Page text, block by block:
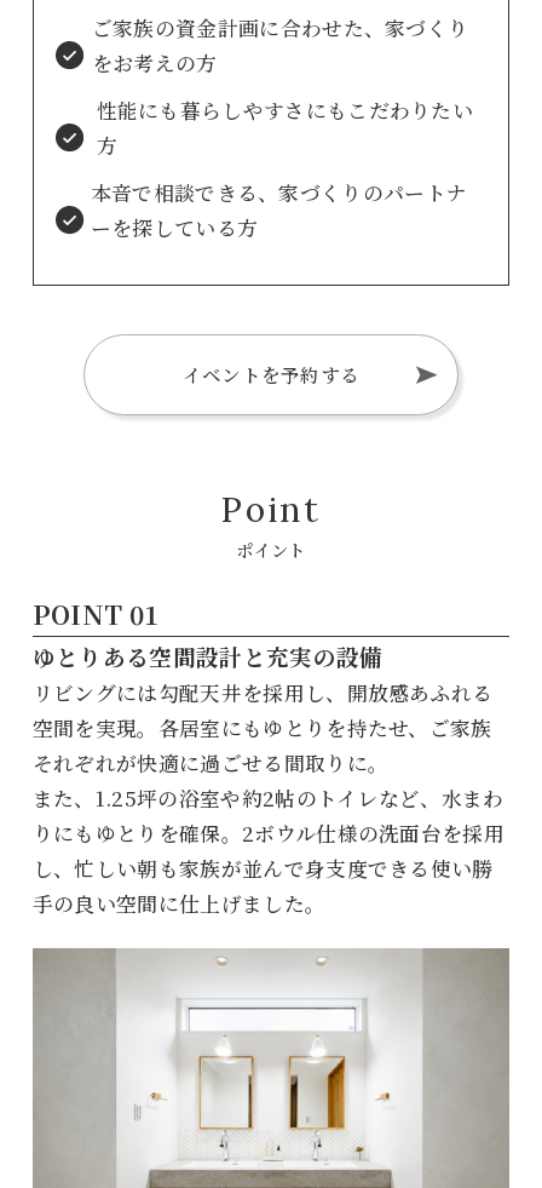
ご家族の資金計画に合わせた、家づくり
をお考えの方
性能にも暮らしやすさにもこだわりたい
方
本音で相談できる、家づくりのパートナ
ーを探している方
イベントを予約する
Point
ポイント
ゆとりある空間設計と充実の設備
リビングには勾配天井を採用し、開放感あふれる
空間を実現。各居室にもゆとりを持たせ、ご家族
それぞれが快適に過ごせる間取りに。
また、1.25坪の浴室や約2帖のトイレなど、水まわ
りにもゆとりを確保。2ボウル仕様の洗面台を採用
し、忙しい朝も家族が並んで身支度できる使い勝
手の良い空間に仕上げました。